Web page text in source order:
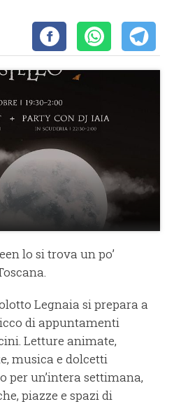
lo si trova un po’
Legnaia si prepara a
di appuntamenti
Letture animate,
musica e dolcetti
un’intera settimana,
piazze e spazi di